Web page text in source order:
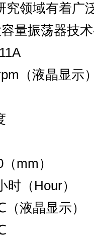
究领域有着广
量振荡器技
（液晶显示
（mm ）
时（Hour）
液晶显示）